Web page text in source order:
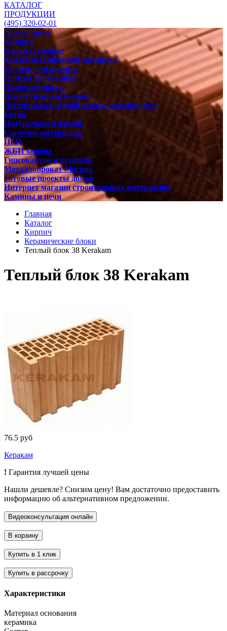
КАТАЛОГ
ПРОДУКЦИИ
(495) 320-02-01
Сухие смеси
Кирпич
Блоки стеновые
Теплоизоляционный материал
Кровля для крыши
Плитка тротуарная
Пиломатериалы
Искусственный камень
Лестницы на второй этаж в частном доме
Бетон
Натуральный камень
Сыпучие материалы
ПГП
ЖБИ заводы
Гипсокартон и профиль
Металлопрокат Москва
Готовые проекты домов
Интернет магазин строительных материалов
Камины и печи
Главная
Каталог
Кирпич
Керамические блоки
Теплый блок 38 Kerakam
Теплый блок 38 Kerakam
76.5 руб
Керакам
! Гарантия лучшей цены
Нашли дешевле? Снизим цену! Вам достаточно предоставить
информацию об альтернативном предложении.
Характеристики
Материал основания
керамика